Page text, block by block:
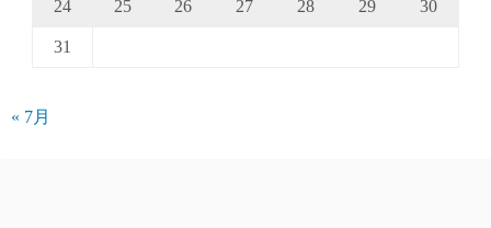
24 25 26 27 28 29 30
31
« 7月